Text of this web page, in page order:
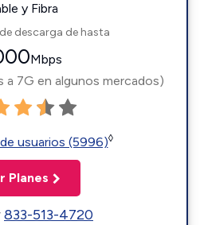
y Fibra
descarga de hasta
Mbps
a 7G en algunos mercados)
usuarios (5996)◊
Planes
833-513-4720